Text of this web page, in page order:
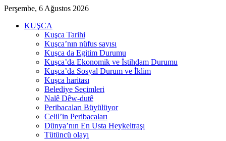
Perşembe, 6 Ağustos 2026
KUŞCA
Kuşca Tarihi
Kuşca’nın nüfus sayısı
Kuşca da Egitim Durumu
Kuşca’da Ekonomik ve İstihdam Durumu
Kuşca’da Sosyal Durum ve İklim
Kuşca haritası
Belediye Seçimleri
Nalê Dêw-dutê
Peribacaları Büyülüyor
Celil’in Peribacaları
Dünya’nın En Usta Heykeltraşı
Tütüncü olayı